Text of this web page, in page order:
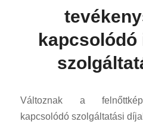
kapcsolódó
Változnak a
kapcsolódó szolgáltatási